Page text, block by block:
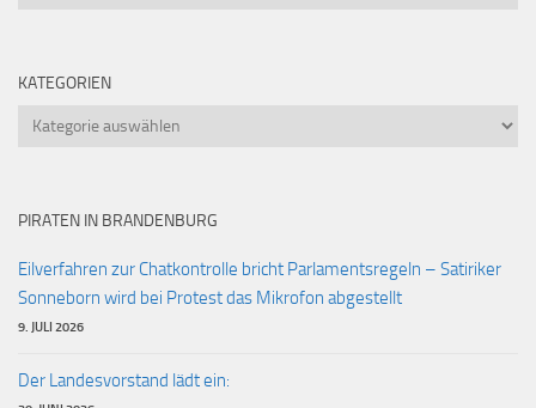
KATEGORIEN
Kategorien
PIRATEN IN BRANDENBURG
Eilverfahren zur Chatkontrolle bricht Parlamentsregeln – Satiriker
Sonneborn wird bei Protest das Mikrofon abgestellt
9. JULI 2026
Der Landesvorstand lädt ein: